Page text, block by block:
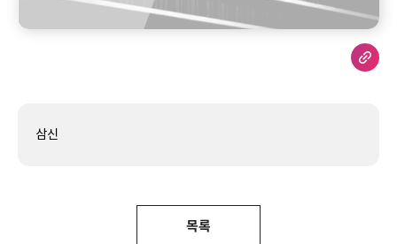
삼신
목록